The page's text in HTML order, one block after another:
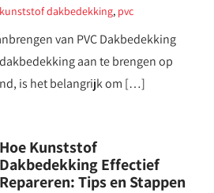
kunststof dakbedekking, pvc
van PVC Dakbedekking
aan te brengen op
is het belangrijk om […]
Hoe Kunststof
Dakbedekking Effectief
Repareren: Tips en Stappen